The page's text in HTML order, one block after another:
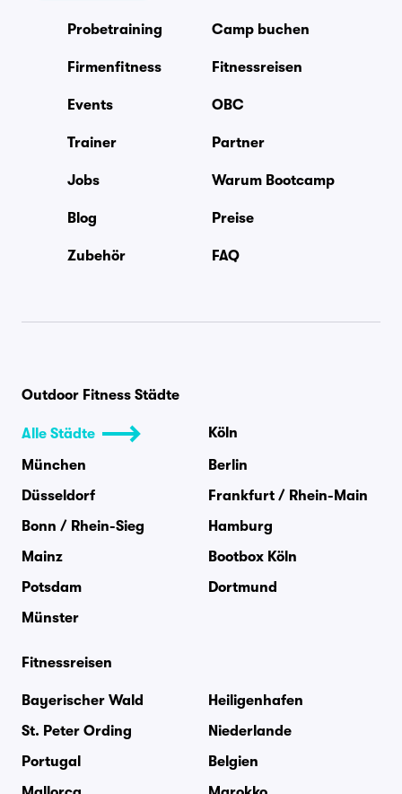
Probetraining Camp buchen
Firmenfitness Fitnessreisen
Events OBC
Trainer Partner
Jobs Warum Bootcamp
Blog Preise
Zubehör FAQ
Outdoor Fitness Städte
Alle Städte
Köln
München
Berlin
Düsseldorf
Frankfurt / Rhein-Main
Bonn / Rhein-Sieg
Hamburg
Mainz
Bootbox Köln
Potsdam
Dortmund
Münster
Fitnessreisen
Bayerischer Wald
Heiligenhafen
St. Peter Ording
Niederlande
Portugal
Belgien